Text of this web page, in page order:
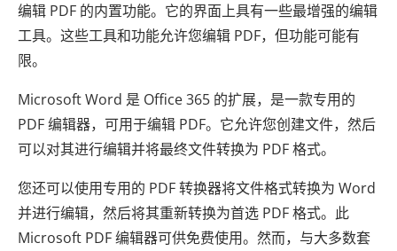
编辑 PDF 的内置功能。它的界面上具有一些最增强的编辑
工具。这些工具和功能允许您编辑 PDF，但功能可能有
限。
Microsoft Word 是 Office 365 的扩展，是一款专用的
PDF 编辑器，可用于编辑 PDF。它允许您创建文件，然后
可以对其进行编辑并将最终文件转换为 PDF 格式。
您还可以使用专用的 PDF 转换器将文件格式转换为 Word
并进行编辑，然后将其重新转换为首选 PDF 格式。此
Microsoft PDF 编辑器可供免费使用。然而，与大多数套